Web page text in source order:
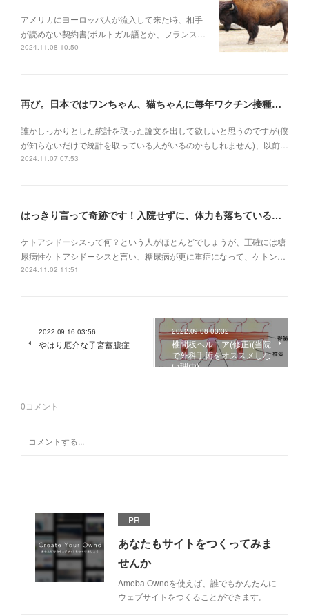
アメリカにヨーロッパ人が流入して来た時、相手
が読めない契約書(ポルトガル語とか、フランス…
2024.11.08 10:50
再び。日本ではワンちゃん、猫ちゃんに毎年ワクチン接種を行うべき理由
誰かしっかりとした統計を取った論文を出して欲しいと思うのですが(僕
が知らないだけで統計を取っている人がいるのかもしれません)、以前…
2024.11.07 07:53
はっきり言って奇跡です！入院せずに、体力も落ちている状況でケトアシドーシスから復活
ケトアシドーシスって何？という人がほとんどでしょうが、正確には糖
尿病性ケトアシドーシスと言い、糖尿病が更に重症になって、ケトン…
2024.11.02 11:51
2022.09.16 03:56
やはり厄介な子宮蓄膿症
2022.09.08 03:32
椎間板ヘルニア(修正)(当院
で外科手術をオススメしな
い理由)
0コメント
PR
あなたもサイトをつくってみま
せんか
Ameba Owndを使えば、誰でもかんたんに
ウェブサイトをつくることができます。